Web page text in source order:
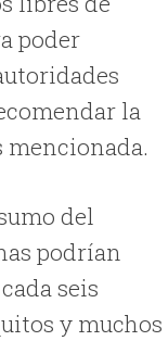
poder
la
del
podrían
seis
y muchos